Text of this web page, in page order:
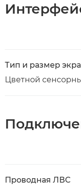
Тип и размер
Цветной
Проводная ЛВС